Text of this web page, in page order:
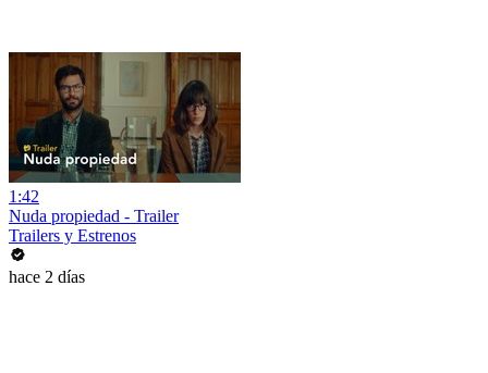
1:42
Nuda propiedad - Trailer
Trailers y Estrenos
hace 2 días